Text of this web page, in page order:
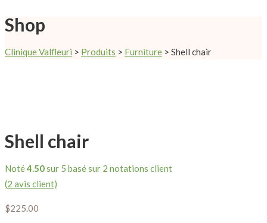
Shop
Clinique Valfleuri > Produits > Furniture > Shell chair
Shell chair
Noté4.50sur 5 basé sur 2 notations client
(2 avis client)
$225.00